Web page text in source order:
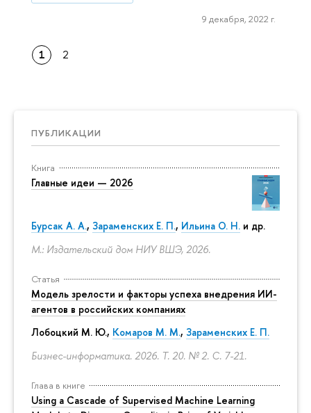
ПУБЛИКАЦИИ
Книга
Главные идеи — 2026
Бурсак А. А., Зараменских Е. П., Ильина О. Н. и др.
М.: Издательский дом НИУ ВШЭ, 2026.
Статья
Модель зрелости и факторы успеха внедрения ИИ-
агентов в российских компаниях
Лобоцкий М. Ю., Комаров М. М., Зараменских Е. П.
Бизнес-информатика. 2026. Т. 20. № 2. С. 7-21.
Глава в книге
Using a Cascade of Supervised Machine Learning
9 декабря, 2022 г.
1 2